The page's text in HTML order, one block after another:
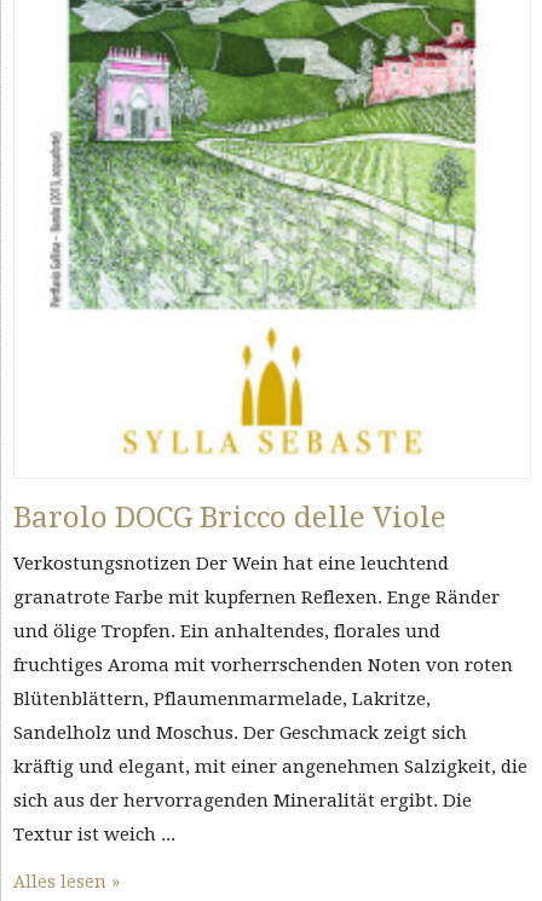
Barolo DOCG Bricco delle Viole
Verkostungsnotizen Der Wein hat eine leuchtend
granatrote Farbe mit kupfernen Reflexen. Enge Ränder
und ölige Tropfen. Ein anhaltendes, florales und
fruchtiges Aroma mit vorherrschenden Noten von roten
Blütenblättern, Pflaumenmarmelade, Lakritze,
Sandelholz und Moschus. Der Geschmack zeigt sich
kräftig und elegant, mit einer angenehmen Salzigkeit, die
sich aus der hervorragenden Mineralität ergibt. Die
Textur ist weich ...
Alles lesen »